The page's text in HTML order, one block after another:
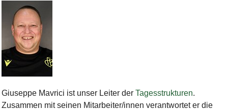
Giuseppe Mavrici ist unser Leiter der Tagesstrukturen.
Zusammen mit seinen Mitarbeiter/innen verantwortet er die